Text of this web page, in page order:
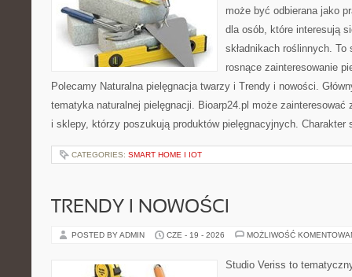
może być odbierana jako
dla osób, które interesują
składnikach roślinnych.
rosnące zainteresowanie
Polecamy Naturalna pielęgnacja twarzy i Trendy i nowości.
tematyka naturalnej pielęgnacji. Bioarp24.pl może zainteresować
i sklepy, którzy poszukują produktów pielęgnacyjnych.
CATEGORIES: SMART HOME I IOT
TRENDY I NOWOŚCI
POSTED BY ADMIN CZE - 19 - 2026 MOŻLIWOŚĆ
Studio Veriss to